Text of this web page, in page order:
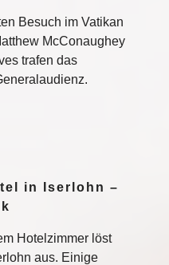
Besuch im Vatikan
McConaughey
trafen das
in Iserlohn –
Hotelzimmer löst
aus. Einige